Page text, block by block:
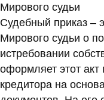
Мирового судьи
Судебный приказ –
Мирового судьи о
истребовании
оформляет этот
кредитора на